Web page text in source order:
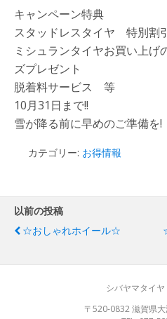
キャンペーン特典
スタッドレスタイヤ 特別割
ミシュランタイヤお買い上げ
ズプレゼント
脱着料サービス 等
10月31日まで!!
雪が降る前に早めのご準備を!
カテゴリー: お得情報
以前の投稿
☆おしゃれホイール☆
シバヤマタイ
〒520-0832 滋賀県